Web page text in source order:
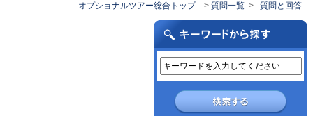
オプショナルツアー総合トップ 質問一覧 質問と回答